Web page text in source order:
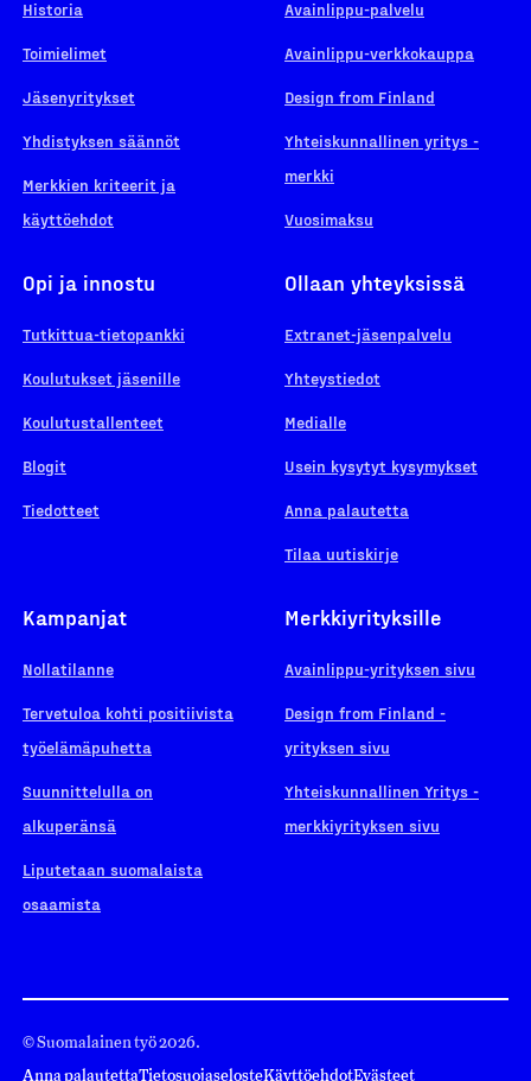
Historia
Toimielimet
Jäsenyritykset
Yhdistyksen säännöt
Merkkien kriteerit ja
käyttöehdot
Avainlippu-palvelu
Avainlippu-verkkokauppa
Design from Finland
Yhteiskunnallinen yritys -
merkki
Vuosimaksu
Opi ja innostu
Tutkittua-tietopankki
Koulutukset jäsenille
Koulutustallenteet
Blogit
Tiedotteet
Ollaan yhteyksissä
Extranet-jäsenpalvelu
Yhteystiedot
Medialle
Usein kysytyt kysymykset
Anna palautetta
Tilaa uutiskirje
Kampanjat
Nollatilanne
Tervetuloa kohti positiivista
työelämäpuhetta
Suunnittelulla on
alkuperänsä
Liputetaan suomalaista
osaamista
Merkkiyrityksille
Avainlippu-yrityksen sivu
Design from Finland -
yrityksen sivu
Yhteiskunnallinen Yritys -
merkkiyrityksen sivu
© Suomalainen työ 2026.
Anna palautettaTietosuojaselosteKäyttöehdotEvästeet